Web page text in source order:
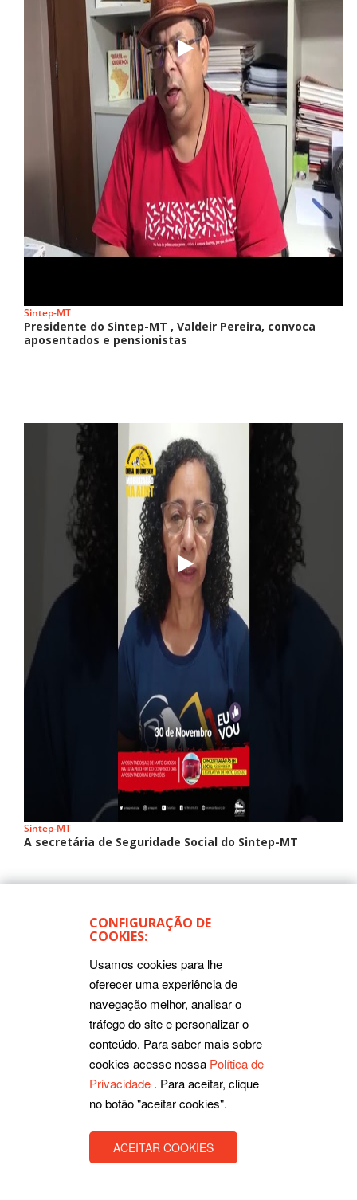
CONFIGURAÇÃO DE
COOKIES:
Usamos cookies para lhe
oferecer uma experiência de
navegação melhor, analisar o
tráfego do site e personalizar o
conteúdo. Para saber mais sobre
cookies acesse nossa Política de
Privacidade . Para aceitar, clique
no botão "aceitar cookies".
ACEITAR COOKIES
Sintep-MT
Presidente do Sintep-MT , Valdeir Pereira, convoca
aposentados e pensionistas
Sintep-MT
A secretária de Seguridade Social do Sintep-MT